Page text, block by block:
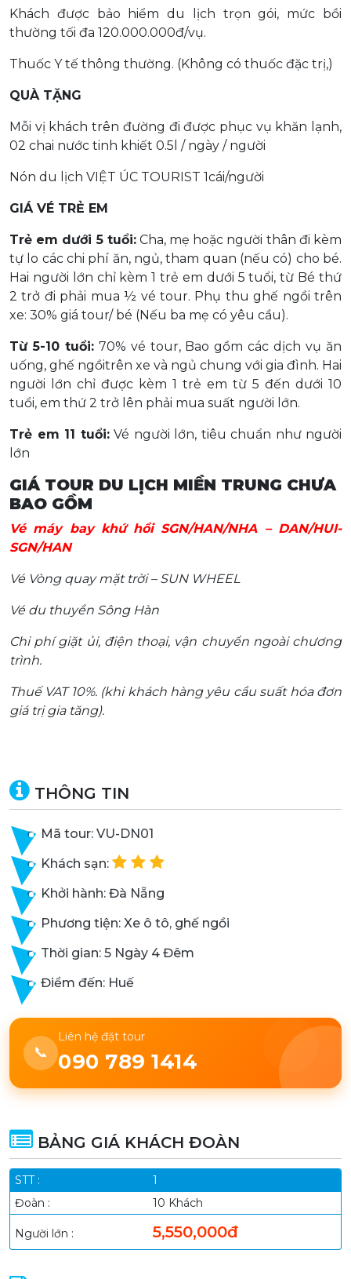
Khách được bảo hiểm du lịch trọn gói, mức bồi
thường tối đa 120.000.000đ/vụ.
Thuốc Y tế thông thường. (Không có thuốc đặc trị,)
QUÀ TẶNG
Mỗi vị khách trên đường đi được phục vụ khăn lạnh,
02 chai nước tinh khiết 0.5l / ngày / người
Nón du lịch VIỆT ÚC TOURIST 1cái/người
GIÁ VÉ TRẺ EM
Trẻ em dưới 5 tuổi:Cha, mẹ hoặc người thân đi kèm
tự lo các chi phí ăn, ngủ, tham quan (nếu có) cho bé.
Hai người lớn chỉ kèm 1 trẻ em dưới 5 tuổi, từ Bé thứ
2 trở đi phải mua ½ vé tour. Phụ thu ghế ngồi trên
xe: 30% giá tour/ bé (Nếu ba mẹ có yêu cầu).
Từ 5-10 tuổi:70% vé tour, Bao gồm các dịch vụ ăn
uống, ghế ngồitrên xe và ngủ chung với gia đình. Hai
người lớn chỉ được kèm 1 trẻ em từ 5 đến dưới 10
tuổi, em thứ 2 trở lên phải mua suất người lớn.
Trẻ em 11 tuổi:Vé người lớn, tiêu chuẩn như người
lớn
GIÁ TOUR DU LỊCH MIỀN TRUNG CHƯA
BAO GỒM
Vé máy bay khứ hồi SGN/HAN/NHA – DAN/HUI-
SGN/HAN
Vé Vòng quay mặt trời – SUN WHEEL
Vé du thuyền Sông Hàn
Chi phí giặt ủi, điện thoại, vận chuyển ngoài chương
trình.
Thuế VAT 10%. (khi khách hàng yêu cầu suất hóa đơn
giá trị gia tăng).
THÔNG TIN
Mã tour: VU-DN01
Khách sạn:
Khởi hành: Đà Nẵng
Phương tiện: Xe ô tô, ghế ngồi
Thời gian: 5 Ngày 4 Đêm
Điểm đến: Huế
📞
Liên hệ đặt tour
090 789 1414
BẢNG GIÁ KHÁCH ĐOÀN
1
10 Khách
5,550,000đ